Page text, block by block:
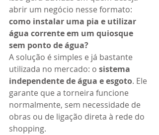
abrir um negócio nesse formato:
como instalar uma pia e utilizar
água corrente em um quiosque
sem ponto de água?
A solução é simples e já bastante
utilizada no mercado: o sistema
independente de água e esgoto. Ele
garante que a torneira funcione
normalmente, sem necessidade de
obras ou de ligação direta à rede do
shopping.